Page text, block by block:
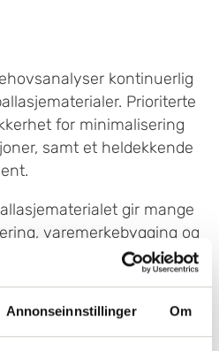
Annonseinnstillinger Om
kontinuerlig
Prioriterte
for minimalisering
samt et heldekkende
gir mange
varemerkebygging og
i flere år har vært bevisst
sin logo på mange ulike
her har vært å finne
markeder.